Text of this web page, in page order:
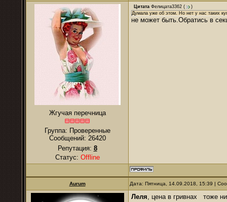
Жгучая перечница
Группа: Проверенные
Сообщений: 26420
Репутация: 8
Статус: Offline
Цитата Фелицата3362 (
)
Думала уже об этом. Но нет у нас таких
не может быть.Обратись в
Aurum Дата: Пятница, 14.09.2018, 15:39 |
Леля, цена в гривнах тоже